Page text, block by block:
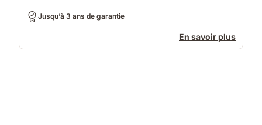
Jusqu’à 3 ans de garantie
En savoir plus